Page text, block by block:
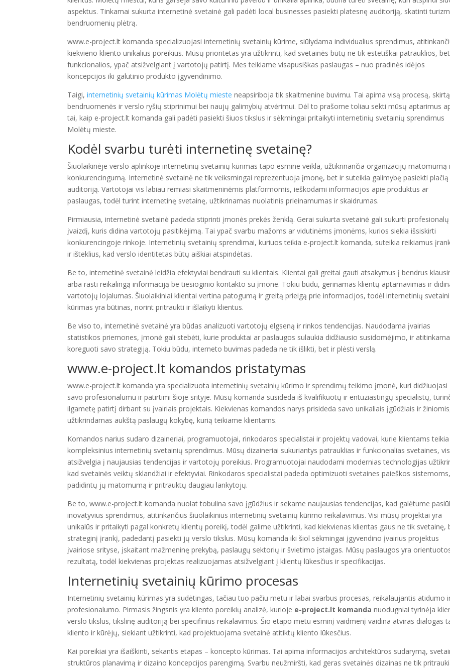
aspektus. Tinkamai sukurta internetinė svetainė gali padėti local businesses pasiekti platesnę auditoriją, skatinti
bendruomenių plėtrą.
www.e-project.lt komanda specializuojasi internetinių svetainių kūrime, siūlydama individualius sprendimus,
kiekvieno kliento unikalius poreikius. Mūsų prioritetas yra užtikrinti, kad svetainės būtų ne tik estetiškai patrauklios,
funkcionalios, ypač atsižvelgiant į vartotojų patirtį. Mes teikiame visapusiškas paslaugas – nuo pradinės idėjos
koncepcijos iki galutinio produkto įgyvendinimo.
Taigi, internetinių svetainių kūrimas Molėtų mieste neapsiriboja tik skaitmenine buvimu. Tai apima visą procesą, skirtą
bendruomenės ir verslo ryšių stiprinimui bei naujų galimybių atvėrimui. Dėl to prašome toliau sekti mūsų aptarimus
tai, kaip e-project.lt komanda gali padėti pasiekti šiuos tikslus ir sėkmingai pritaikyti internetinių svetainių sprendimus
Molėtų mieste.
Kodėl svarbu turėti internetinę svetainę?
Šiuolaikinėje verslo aplinkoje internetinių svetainių kūrimas tapo esmine veikla, užtikrinančia organizacijų matomumą
konkurencingumą. Internetinė svetainė ne tik veiksmingai reprezentuoja įmonę, bet ir suteikia galimybę pasiekti plačią
auditoriją. Vartotojai vis labiau remiasi skaitmeninėmis platformomis, ieškodami informacijos apie produktus ar
paslaugas, todėl turint internetinę svetainę, užtikrinamas nuolatinis prieinamumas ir skaidrumas.
Pirmiausia, internetinė svetainė padeda stiprinti įmonės prekės ženklą. Gerai sukurta svetainė gali sukurti profesionalų
įvaizdį, kuris didina vartotojų pasitikėjimą. Tai ypač svarbu mažoms ar vidutinėms įmonėms, kurios siekia išsiskirti
konkurencingoje rinkoje. Internetinių svetainių sprendimai, kuriuos teikia e-project.lt komanda, suteikia reikiamus
ir išteklius, kad verslo identitetas būtų aiškiai atspindėtas.
Be to, internetinė svetainė leidžia efektyviai bendrauti su klientais. Klientai gali greitai gauti atsakymus į bendrus
arba rasti reikalingą informaciją be tiesioginio kontakto su įmone. Tokiu būdu, gerinamas klientų aptarnavimas ir
vartotojų lojalumas. Šiuolaikiniai klientai vertina patogumą ir greitą prieigą prie informacijos, todėl internetinių
kūrimas yra būtinas, norint pritraukti ir išlaikyti klientus.
Be viso to, internetinė svetainė yra būdas analizuoti vartotojų elgseną ir rinkos tendencijas. Naudodama įvairias
statistikos priemones, įmonė gali stebėti, kurie produktai ar paslaugos sulaukia didžiausio susidomėjimo, ir
koreguoti savo strategiją. Tokiu būdu, interneto buvimas padeda ne tik išlikti, bet ir plėsti verslą.
www.e-project.lt komandos pristatymas
www.e-project.lt komanda yra specializuota internetinių svetainių kūrimo ir sprendimų teikimo įmonė, kuri didžiuojasi
savo profesionalumu ir patirtimi šioje srityje. Mūsų komanda susideda iš kvalifikuotų ir entuziastingų specialistų,
ilgametę patirtį dirbant su įvairiais projektais. Kiekvienas komandos narys prisideda savo unikaliais įgūdžiais ir
užtikrindamas aukštą paslaugų kokybę, kurią teikiame klientams.
Komandos narius sudaro dizaineriai, programuotojai, rinkodaros specialistai ir projektų vadovai, kurie klientams teikia
kompleksinius internetinių svetainių sprendimus. Mūsų dizaineriai sukuriantys patrauklias ir funkcionalias svetaines,
atsižvelgia į naujausias tendencijas ir vartotojų poreikius. Programuotojai naudodami modernias technologijas
kad svetainės veiktų sklandžiai ir efektyviai. Rinkodaros specialistai padeda optimizuoti svetaines paieškos
padidintų jų matomumą ir pritrauktų daugiau lankytojų.
Be to, www.e-project.lt komanda nuolat tobulina savo įgūdžius ir sekame naujausias tendencijas, kad galėtume
inovatyvius sprendimus, atitinkančius šiuolaikinius internetinių svetainių kūrimo reikalavimus. Visi mūsų projektai yra
unikalūs ir pritaikyti pagal konkretų klientų poreikį, todėl galime užtikrinti, kad kiekvienas klientas gaus ne tik svetainę,
strateginį įrankį, padedantį pasiekti jų verslo tikslus. Mūsų komanda iki šiol sėkmingai įgyvendino įvairius projektus
įvairiose srityse, įskaitant mažmeninę prekybą, paslaugų sektorių ir švietimo įstaigas. Mūsų paslaugos yra
rezultatą, todėl kiekvienas projektas realizuojamas atsižvelgiant į klientų lūkesčius ir specifikacijas.
Internetinių svetainių kūrimo procesas
Internetinių svetainių kūrimas yra sudėtingas, tačiau tuo pačiu metu ir labai svarbus procesas, reikalaujantis atidumo
profesionalumo. Pirmasis žingsnis yra kliento poreikių analizė, kurioje e-project.lt komanda nuodugniai tyrinėja
verslo tikslus, tikslinę auditoriją bei specifinius reikalavimus. Šio etapo metu esminį vaidmenį vaidina atviras dialogas
kliento ir kūrėjų, siekiant užtikrinti, kad projektuojama svetainė atitiktų kliento lūkesčius.
Kai poreikiai yra išaiškinti, sekantis etapas – koncepto kūrimas. Tai apima informacijos architektūros sudarymą,
struktūros planavimą ir dizaino koncepcijos parengimą. Svarbu neužmiršti, kad geras svetainės dizainas ne tik